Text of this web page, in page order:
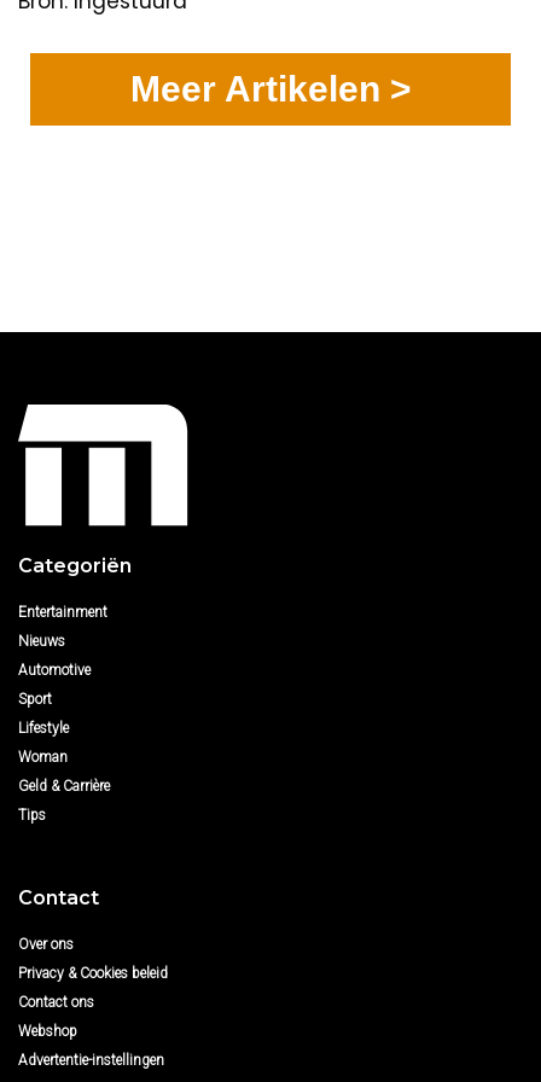
Meer Artikelen >
Categoriën
Entertainment
Nieuws
Automotive
Sport
Lifestyle
Woman
Geld & Carrière
Tips
Contact
Over ons
Privacy & Cookies beleid
Contact ons
Webshop
Advertentie-instellingen